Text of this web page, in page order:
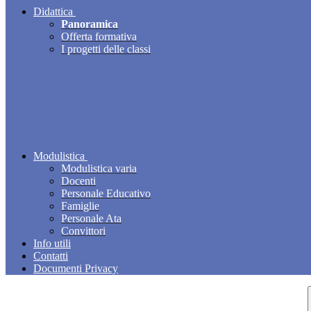
Didattica
Panoramica
Offerta formativa
I progetti delle classi
Modulistica
Modulistica varia
Docenti
Personale Educativo
Famiglie
Personale Ata
Convittori
Info utili
Contatti
Documenti Privacy